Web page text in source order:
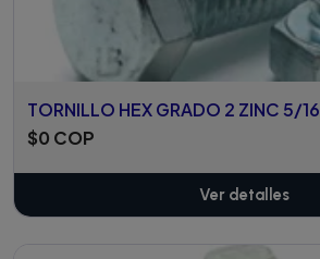
TORNILLO HEX GRADO 2 ZINC 5/16
$0 COP
Ver detalles